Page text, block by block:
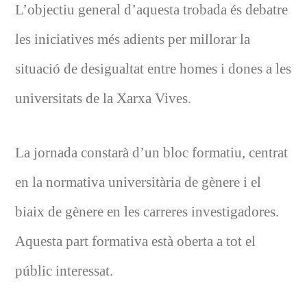
L’objectiu general d’aquesta trobada és debatre
les iniciatives més adients per millorar la
situació de desigualtat entre homes i dones a les
universitats de la Xarxa Vives.
La jornada constarà d’un bloc formatiu, centrat
en la normativa universitària de gènere i el
biaix de gènere en les carreres investigadores.
Aquesta part formativa està oberta a tot el
públic interessat.